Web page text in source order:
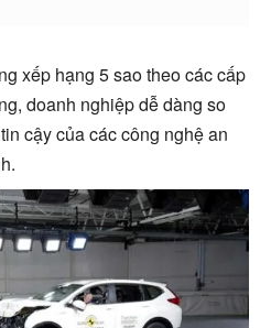
xếp hạng 5 sao theo các cấp
doanh nghiệp dễ dàng so
cậy của các công nghệ an